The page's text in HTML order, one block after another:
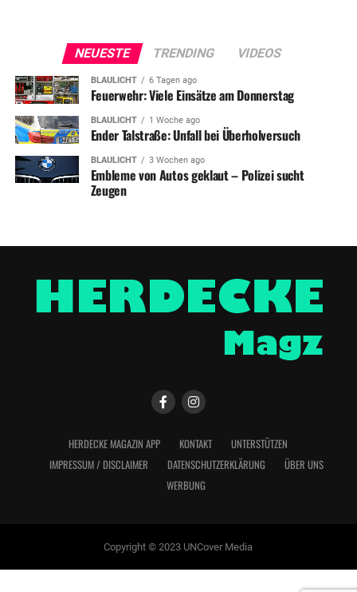
NEUESTE TRENDING VIDEOS
BLAULICHT 6 Tagen ago
Feuerwehr: Viele Einsätze am Donnerstag
BLAULICHT 1 Woche ago
Ender Talstraße: Unfall bei Überholversuch
BLAULICHT 3 Wochen ago
Embleme von Autos geklaut – Polizei sucht
Zeugen
HERDECKE MAGAZIN APP KONTAKT
UNTERSTÜTZEN
IMPRESSUM / DISCLAIMER
DATENSCHUTZERKLÄRUNG
ÜBER UNS
WERBUNG
Copyright © 2023 UNCover Media